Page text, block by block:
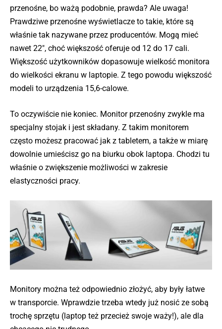
przenośne, bo ważą podobnie, prawda? Ale uwaga!
Prawdziwe przenośne wyświetlacze to takie, które są
właśnie tak nazywane przez producentów. Mogą mieć
nawet 22″, choć większość oferuje od 12 do 17 cali.
Większość użytkowników dopasowuje wielkość monitora
do wielkości ekranu w laptopie. Z tego powodu większość
modeli to urządzenia 15,6-calowe.
To oczywiście nie koniec. Monitor przenośny zwykle ma
specjalny stojak i jest składany. Z takim monitorem
często możesz pracować jak z tabletem, a także w miarę
dowolnie umieścisz go na biurku obok laptopa. Chodzi tu
właśnie o zwiększenie możliwości w zakresie
elastyczności pracy.
Monitory można też odpowiednio złożyć, aby były łatwe
w transporcie. Wprawdzie trzeba wtedy już nosić ze sobą
trochę sprzętu (laptop też przecież swoje waży!), ale dla